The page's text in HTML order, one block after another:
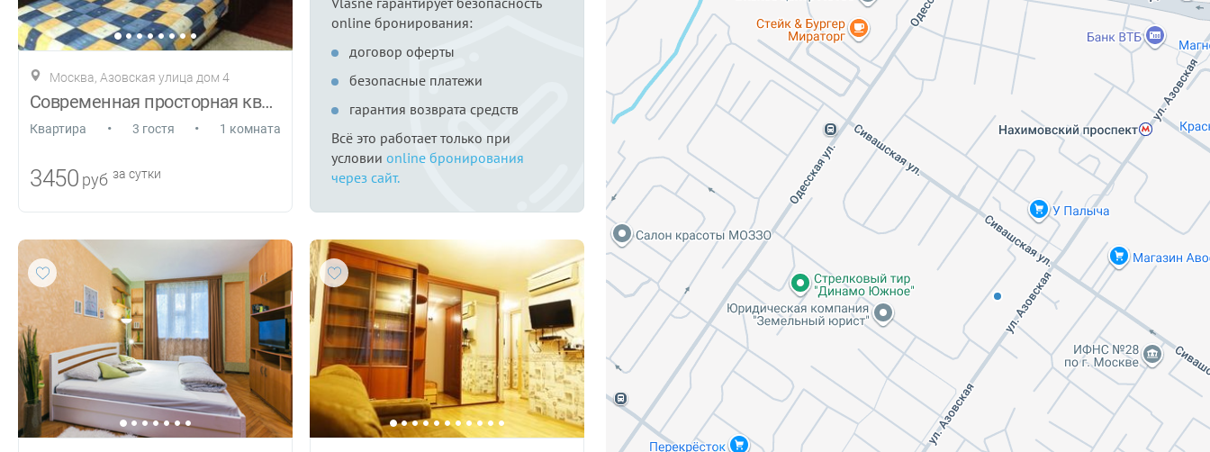
Москва, Азовская улица дом 4
Современная просторная квартира
Квартира • 3 гостя • 1 комната
3450 руб за сутки
online бронирования:
договор оферты
безопасные платежи
гарантия возврата средств
Всё это работает только при
условии online бронирования
через сайт.